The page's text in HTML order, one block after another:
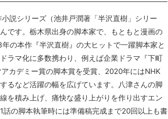
小説シリーズ（池井戸潤著「半沢直樹」シリー
です。栃木県出身の脚本家で、もともと漫画の
の本作『半沢直樹』の大ヒットで一躍脚本家と
ラマ化に多数携わり、例えば企業ドラマ『下町
カデミー賞の脚本賞を受賞、2020年にはNHK
るなど活躍の幅を広げています。八津さんの脚
を積み上げ、痛快な盛り上がりを作り出すエン
の脚本執筆時には準備稿完成まで20回以上も書